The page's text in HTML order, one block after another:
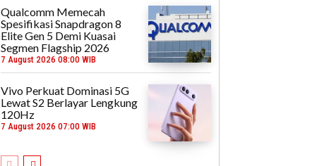
Qualcomm Memecah
Spesifikasi Snapdragon 8
Elite Gen 5 Demi Kuasai
Segmen Flagship 2026
7 August 2026 08:00 WIB
Vivo Perkuat Dominasi 5G
Lewat S2 Berlayar Lengkung
120Hz
7 August 2026 07:00 WIB